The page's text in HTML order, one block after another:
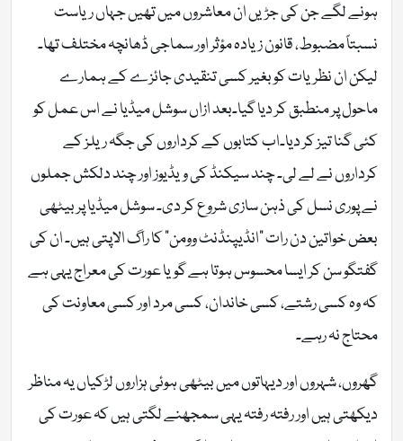
ہونے لگے جن کی جڑیں ان معاشروں میں تھیں جہاں ریاست
نسبتاً مضبوط، قانون زیادہ مؤثر اور سماجی ڈھانچہ مختلف تھا۔
لیکن ان نظریات کو بغیر کسی تنقیدی جائزے کے ہمارے
ماحول پر منطبق کر دیا گیا۔بعد ازاں سوشل میڈیا نے اس عمل کو
کئی گنا تیز کر دیا۔اب کتابوں کے کرداروں کی جگہ ریلز کے
کرداروں نے لے لی۔ چند سیکنڈ کی ویڈیوز اور چند دلکش جملوں
نے پوری نسل کی ذہن سازی شروع کر دی۔ سوشل میڈیا پر بیٹھی
بعض خواتین دن رات “انڈیپنڈنٹ وومن” کا راگ الاپتی ہیں۔ ان کی
گفتگو سن کر ایسا محسوس ہوتا ہے گویا عورت کی معراج یہی ہے
کہ وہ کسی رشتے، کسی خاندان، کسی مرد اور کسی معاونت کی
محتاج نہ رہے۔
گھروں، شہروں اور دیہاتوں میں بیٹھی ہوئی ہزاروں لڑکیاں یہ مناظر
دیکھتی ہیں اور رفتہ رفتہ یہی سمجھنے لگتی ہیں کہ عورت کی